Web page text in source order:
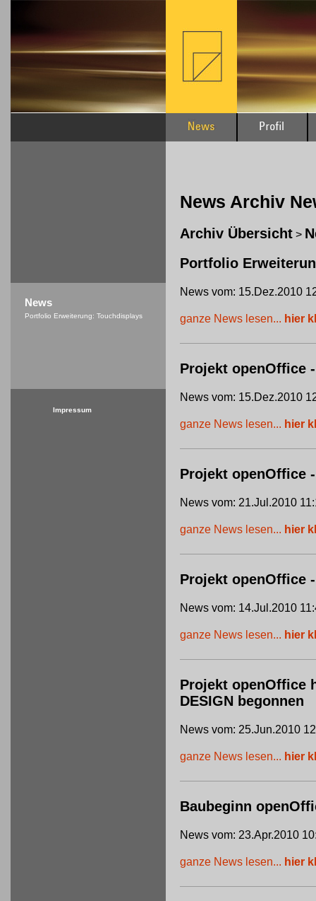
News Archiv
Archiv Übersicht >
Portfolio
News vom: 15.Dez.2010
ganze News lesen... hier
Projekt openOffice
News vom: 15.Dez.2010
ganze News lesen... hier
Projekt openOffice
News vom: 21.Jul.2010
ganze News lesen... hier
Projekt openOffice
News vom: 14.Jul.2010
ganze News lesen... hier
Projekt openOffice
DESIGN begonnen
News vom: 25.Jun.2010
ganze News lesen... hier
Baubeginn
News vom: 23.Apr.2010
ganze News lesen... hier
News
Portfolio Erweiterung: Touchdisplays
Impressum